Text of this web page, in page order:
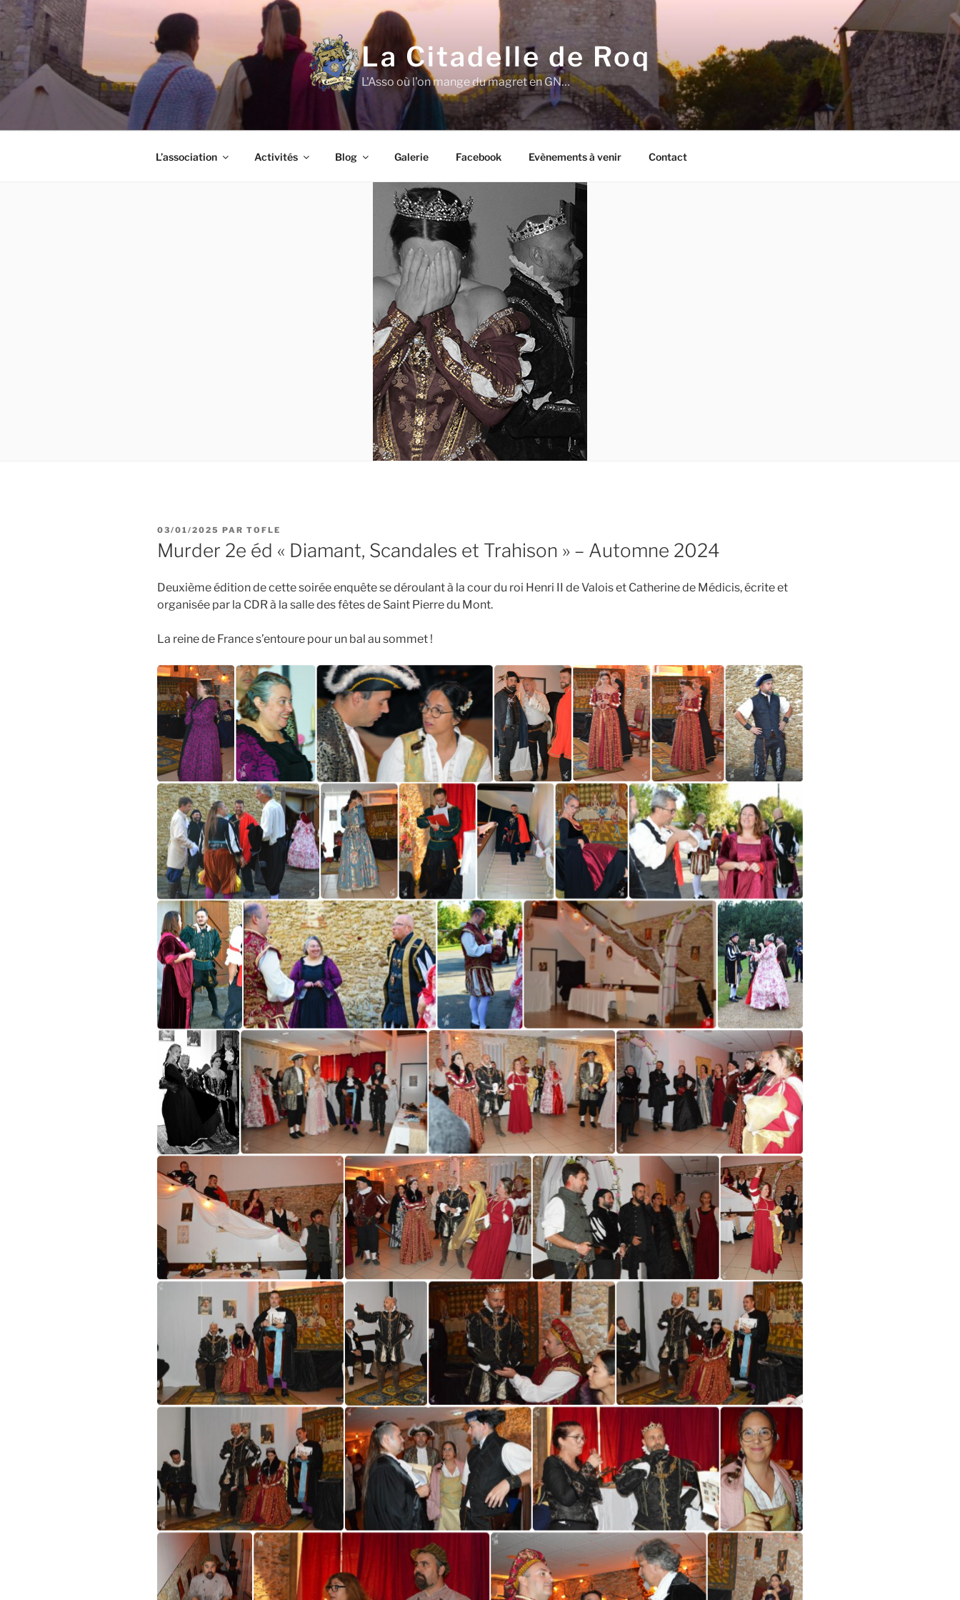
Aller
contenu
principal
La Citadelle de Roq
L'Asso où l'on mange du magret en GN…
L’association Activités Blog Galerie Facebook Evènements à venir Contact
PUBLIÉ
LE
03/01/2025 PAR TOFLE
Murder 2e éd « Diamant, Scandales et Trahison » – Automne 2024
Deuxième édition de cette soirée enquête se déroulant à la cour du roi Henri II de Valois et Catherine de Médicis, écrite et
organisée par la CDR à la salle des fêtes de Saint Pierre du Mont.
La reine de France s’entoure pour un bal au sommet !